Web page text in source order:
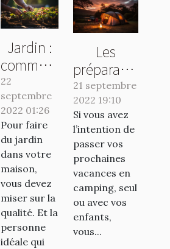
Jardin :
comment
avoir un
travail de
qualité ?
22
septembre
2022 01:26
Pour faire
du jardin
dans votre
maison,
vous devez
miser sur la
qualité. Et la
personne
idéale qui
Les
préparatifs
essentiels
pour un
séjour en
camping
réussi
21 septembre
2022 19:10
Si vous avez
l’intention de
passer vos
prochaines
vacances en
camping, seul
ou avec vos
enfants,
vous...